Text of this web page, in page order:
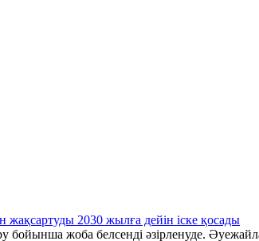
2030 жылға дейін іске қосады
бойынша жоба белсенді әзірленуде.